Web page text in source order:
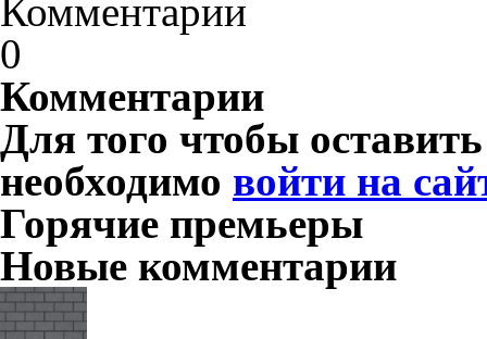
Комментарии
0
Комментарии
Для того чтобы
необходимо войти на
Горячие премьеры
Новые комментарии